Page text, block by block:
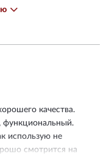
Рекомендую
качества.
функциональный.
использую не
смотрится на